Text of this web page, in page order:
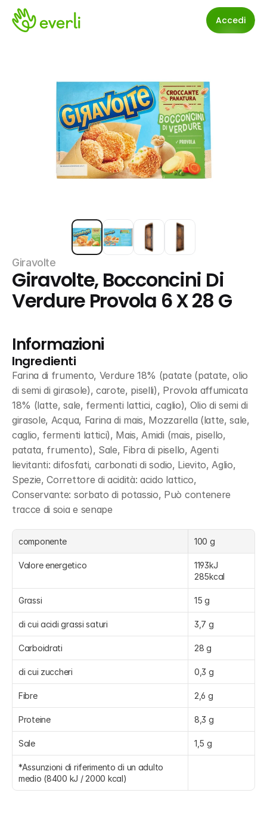
Accedi
Giravolte
Giravolte, Bocconcini Di
Verdure Provola 6 X 28 G
Informazioni
Ingredienti
Farina di frumento, Verdure 18% (patate (patate, olio
di semi di girasole), carote, piselli), Provola affumicata
18% (latte, sale, fermenti lattici, caglio), Olio di semi di
girasole, Acqua, Farina di mais, Mozzarella (latte, sale,
caglio, fermenti lattici), Mais, Amidi (mais, pisello,
patata, frumento), Sale, Fibra di pisello, Agenti
lievitanti: difosfati, carbonati di sodio, Lievito, Aglio,
Spezie, Correttore di acidità: acido lattico,
Conservante: sorbato di potassio, Può contenere
tracce di soia e senape
componente 100 g
Valore energetico
1193kJ
285kcal
Grassi 15 g
di cui acidi grassi saturi 3,7 g
Carboidrati 28 g
di cui zuccheri 0,3 g
Fibre 2,6 g
Proteine 8,3 g
Sale 1,5 g
*Assunzioni di riferimento di un adulto
medio (8400 kJ / 2000 kcal)